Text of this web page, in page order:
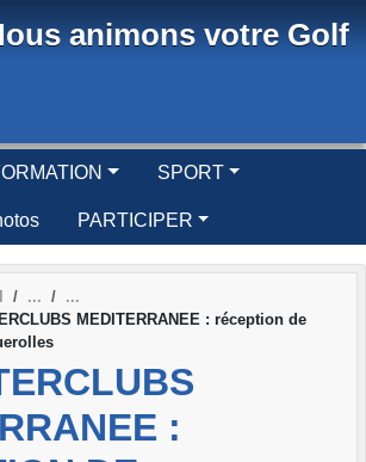
animons votre Golf
SPORT
PARTICIPER
MEDITERRANEE : réception de
:
cookies